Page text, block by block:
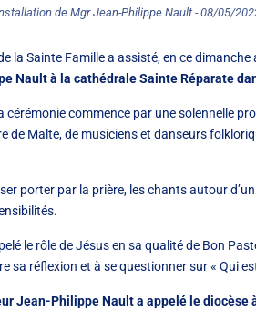
de Mgr Jean-Philippe Nault - 08/05/
la Sainte Famille a assisté, en ce dimanche
Nault à la cathédrale Sainte Réparate
commence par une solennelle
de Malte, de musiciens et danseurs
porter par la prière, les chants autour
le rôle de Jésus en sa qualité de Bon
sa réflexion et à se questionner sur « Qui
Jean-Philippe Nault a appelé le diocèse